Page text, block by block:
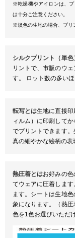
※乾燥機やアイロンは、プ
は十分ご注意ください。
※淡色の生地の場合、プリ
シルクプリント（単色
リントで、市販のウ
す。 ロット数の多い
転写とは生地に直接印
ィルム）に印刷して
でプリントできます
真の細やかな絵柄の表
熱圧着とはお好みの
てウェアに圧着しま
ます。シートは生地
象になります。（熱
色を1色お選びいただ